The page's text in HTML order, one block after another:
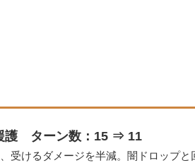
護 ターン数：15 ⇒ 11
受けるダメージを半減。闇ドロップと